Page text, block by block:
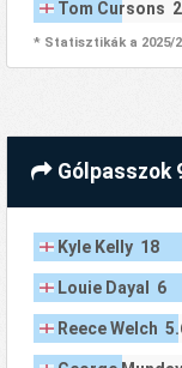
Tom Cursons
* Statisztikák a 2025/
Gólpasszok
Kyle Kelly 18
Louie Dayal 6
Reece Welch